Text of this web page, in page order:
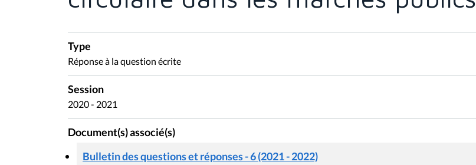
Type
Réponse à la question écrite
Session
2020 - 2021
Document(s) associé(s)
Bulletin des questions et réponses - 6 (2021 - 2022)